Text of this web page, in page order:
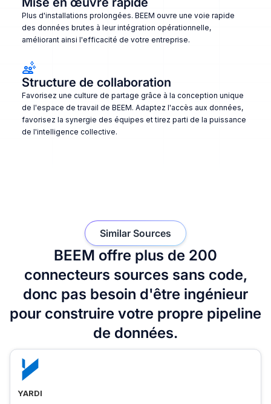
Plus d'installations prolongées. BEEM ouvre une voie rapide
des données brutes à leur intégration opérationnelle,
améliorant ainsi l'efficacité de votre entreprise.
Structure de collaboration
Favorisez une culture de partage grâce à la conception unique
de l'espace de travail de BEEM. Adaptez l'accès aux données,
favorisez la synergie des équipes et tirez parti de la puissance
de l'intelligence collective.
BEEM offre plus de 200
connecteurs sources sans code,
donc pas besoin d'être ingénieur
pour construire votre propre pipeline
de données.
Similar Sources
YARDI